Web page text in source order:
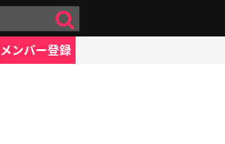
メンバー登録